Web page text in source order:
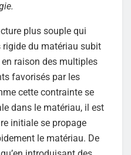
plus souple qui
rigide du matériau subit
raison des multiples
favorisés par les
cette contrainte se
dans le matériau, il est
initiale se propage
le matériau. De